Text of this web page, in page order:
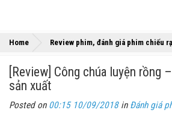
Home Review phim, đánh giá phim chiếu
[Review] Công chúa luyện rồng
sản xuất
Posted on 00:15 10/09/2018in Đánh giá